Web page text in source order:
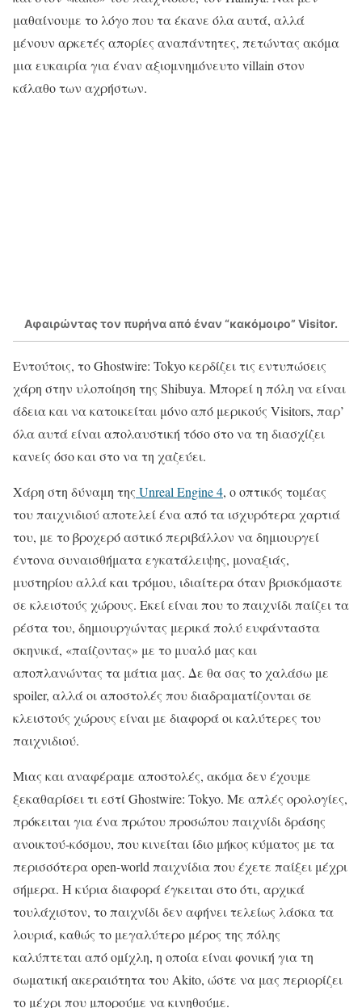
μαθαίνουμε το λόγο που τα έκανε όλα αυτά, αλλά
μένουν αρκετές απορίες αναπάντητες, πετώντας ακόμα
μια ευκαιρία για έναν αξιομνημόνευτο villain στον
κάλαθο των αχρήστων.
Αφαιρώντας τον πυρήνα από έναν “κακόμοιρο” Visitor.
Εντούτοις, το Ghostwire: Tokyo κερδίζει τις εντυπώσεις
χάρη στην υλοποίηση της Shibuya. Μπορεί η πόλη να είναι
άδεια και να κατοικείται μόνο από μερικούς Visitors, παρ’
όλα αυτά είναι απολαυστική τόσο στο να τη διασχίζει
κανείς όσο και στο να τη χαζεύει.
Χάρη στη δύναμη της Unreal Engine 4, ο οπτικός τομέας
του παιχνιδιού αποτελεί ένα από τα ισχυρότερα χαρτιά
του, με το βροχερό αστικό περιβάλλον να δημιουργεί
έντονα συναισθήματα εγκατάλειψης, μοναξιάς,
μυστηρίου αλλά και τρόμου, ιδιαίτερα όταν βρισκόμαστε
σε κλειστούς χώρους. Εκεί είναι που το παιχνίδι παίζει τα
ρέστα του, δημιουργώντας μερικά πολύ ευφάνταστα
σκηνικά, «παίζοντας» με το μυαλό μας και
αποπλανώντας τα μάτια μας. Δε θα σας το χαλάσω με
spoiler, αλλά οι αποστολές που διαδραματίζονται σε
κλειστούς χώρους είναι με διαφορά οι καλύτερες του
παιχνιδιού.
Μιας και αναφέραμε αποστολές, ακόμα δεν έχουμε
ξεκαθαρίσει τι εστί Ghostwire: Tokyo. Με απλές ορολογίες,
πρόκειται για ένα πρώτου προσώπου παιχνίδι δράσης
ανοικτού-κόσμου, που κινείται ίδιο μήκος κύματος με τα
περισσότερα open-world παιχνίδια που έχετε παίξει μέχρι
σήμερα. Η κύρια διαφορά έγκειται στο ότι, αρχικά
τουλάχιστον, το παιχνίδι δεν αφήνει τελείως λάσκα τα
λουριά, καθώς το μεγαλύτερο μέρος της πόλης
καλύπτεται από ομίχλη, η οποία είναι φονική για τη
σωματική ακεραιότητα του Akito, ώστε να μας περιορίζει
το μέχρι που μπορούμε να κινηθούμε.